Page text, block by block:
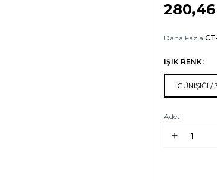
280,46
Daha Fazla
IŞIK RENK:
GÜNIŞIĞI /
Adet